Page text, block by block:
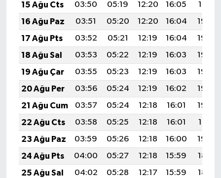
15 Ağu Cts
03:50 05:19 12:20 16:05
19:10
16 Ağu Paz
03:51 05:20 12:20 16:04
19:09
17 Ağu Pts
03:52 05:21 12:19 16:04
19:08
18 Ağu Sal
03:53 05:22 12:19 16:03
19:06
19 Ağu Çar
03:55 05:23 12:19 16:03
19:05
20 Ağu Per
03:56 05:24 12:19 16:02
19:04
21 Ağu Cum
03:57 05:24 12:18 16:01
19:03
22 Ağu Cts
03:58 05:25 12:18 16:01
19:01
23 Ağu Paz
03:59 05:26 12:18 16:00
19:00
24 Ağu Pts
04:00 05:27 12:18 15:59
18:59
25 Ağu Sal
04:02 05:28 12:17 15:59 18:57